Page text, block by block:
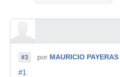
#3 por MAURICIO PAYERAS
#1